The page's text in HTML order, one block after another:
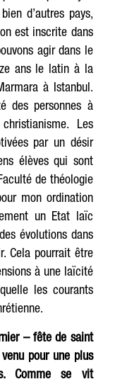
d’autres pays,
est inscrite dans
agir dans le
ans le latin à la
à Istanbul.
des personnes à
Les
par un désir
élèves qui sont
de théologie
mon ordination
un Etat laïc
évolutions dans
Cela pourrait être
à une laïcité
les courants
– fête de saint
pour une plus
Comme se vit